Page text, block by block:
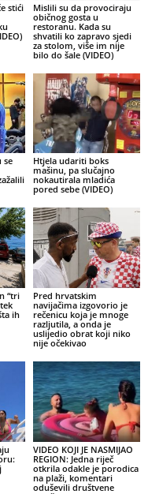
stići
Mislili su da provociraju
običnog gosta u
restoranu. Kada su
shvatili ko zapravo sjedi
za stolom, više im nije
bilo do šale (VIDEO)
se
Htjela udariti boks
mašinu, pa slučajno
nokautirala mladića
pored sebe (VIDEO)
“tri
ih
Pred hrvatskim
navijačima izgovorio je
rečenicu koja je mnoge
razljutila, a onda je
uslijedio obrat koji niko
nije očekivao
VIDEO KOJI JE NASMIJAO
REGION: Jedna riječ
otkrila odakle je porodica
na plaži, komentari
oduševili društvene